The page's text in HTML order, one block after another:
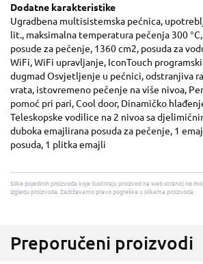
Dodatne karakteristike
Ugradbena multisistemska pećnica,
lit., maksimalna temperatura pečenja 300
posude za pečenje, 1360 cm2, posuda za
WiFi, WiFi upravljanje, IconTouch
dugmad Osvjetljenje u pećnici, odstranjiva
vrata, istovremeno pečenje na više nivoa,
pomoć pri pari, Cool door, Dinamičko
Teleskopske vodilice na 2 nivoa sa
duboka emajlirana posuda za pečenje, 1
posuda, 1 plitka emajli
Slike pojedinih proizvoda koje ilustriraju proizvod na web stranici ne
izgledu proizvoda. Zadržavamo pravo pogreške u slikama proizvoda.
Preporučeni proizvodi